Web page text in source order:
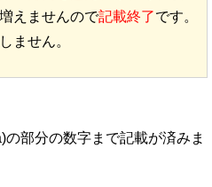
えませんので記載終了です。
ません。
部分の数字まで記載が済みま